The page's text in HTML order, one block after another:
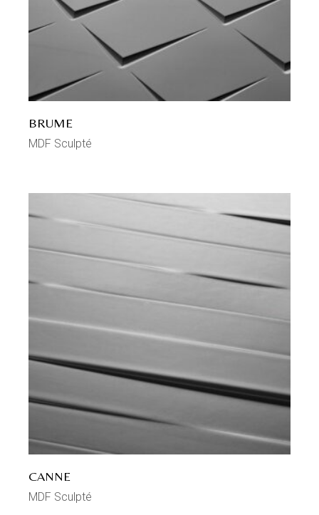
BRUME
MDF Sculpté
CANNE
MDF Sculpté